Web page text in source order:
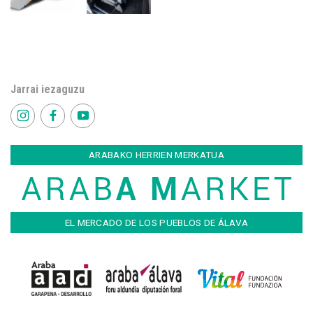
Jarrai iezaguzu
ARABAKO HERRIEN MERKATUA
EL MERCADO DE LOS PUEBLOS DE ÁLAVA